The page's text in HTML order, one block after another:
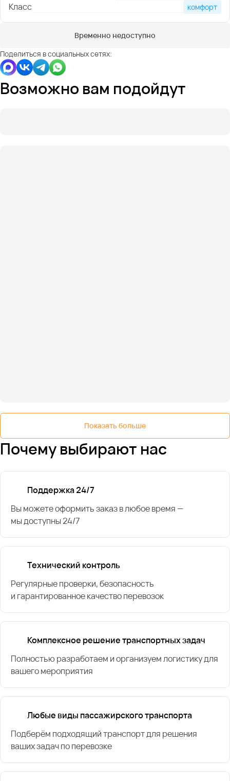
Класс
комфорт
Временно недоступно
Поделиться в социальных сетях:
Возможно вам подойдут
Показать больше
Почему выбирают нас
Поддержка 24/7
Вы можете оформить заказ в любое время —
мы доступны 24/7
Технический контроль
Регулярные проверки, безопасность
и гарантированное качество перевозок
Комплексное решение транспортных задач
Полностью разработаем и организуем логистику для
вашего мероприятия
Любые виды пассажирского транспорта
Подберём подходящий транспорт для решения
ваших задач по перевозке